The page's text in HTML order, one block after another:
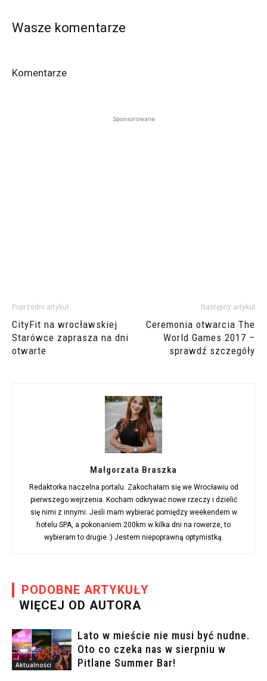
Wasze komentarze
Komentarze
Sponsorowane
Poprzedni artykuł
CityFit na wrocławskiej
Starówce zaprasza na dni
otwarte
Następny artykuł
Ceremonia otwarcia The
World Games 2017 –
sprawdź szczegóły
Małgorzata Braszka
Redaktorka naczelna portalu. Zakochałam się we Wrocławiu od
pierwszego wejrzenia. Kocham odkrywać nowe rzeczy i dzielić
się nimi z innymi. Jeśli mam wybierać pomiędzy weekendem w
hotelu SPA, a pokonaniem 200km w kilka dni na rowerze, to
wybieram to drugie :) Jestem niepoprawną optymistką.
PODOBNE ARTYKUŁY
WIĘCEJ OD AUTORA
Aktualności
Lato w mieście nie musi być nudne.
Oto co czeka nas w sierpniu w
Pitlane Summer Bar!